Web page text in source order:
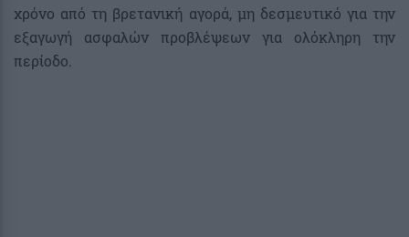
χρόνο από τη βρετανική αγορά, μη δεσμευτικό για την
εξαγωγή ασφαλών προβλέψεων για ολόκληρη την
περίοδο.